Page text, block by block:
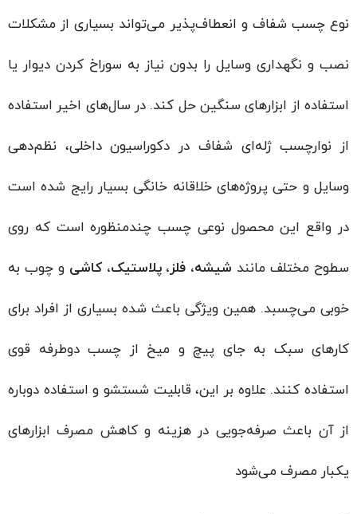
نوع چسب شفاف و انعطاف‌پذیر می‌تواند بسیاری از مشکلات
نصب و نگهداری وسایل را بدون نیاز به سوراخ کردن دیوار یا
استفاده از ابزارهای سنگین حل کند. در سال‌های اخیر استفاده
از نوارچسب ژله‌ای شفاف در دکوراسیون داخلی، نظم‌دهی
وسایل و حتی پروژه‌های خلاقانه خانگی بسیار رایج شده است
در واقع این محصول نوعی چسب چندمنظوره است که روی
سطوح مختلف مانندشیشه، فلز، پلاستیک، کاشیو چوب به
خوبی می‌چسبد. همین ویژگی باعث شده بسیاری از افراد برای
کارهای سبک به جای پیچ و میخ از چسب دوطرفه قوی
استفاده کنند. علاوه بر این، قابلیت شستشو و استفاده دوباره
از آن باعث صرفه‌جویی در هزینه و کاهش مصرف ابزارهای
یکبار مصرف می‌شود